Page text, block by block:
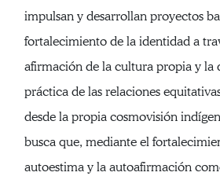
impulsan y desarrollan proyectos
fortalecimiento de la identidad a
afirmación de la cultura propia y la
práctica de las relaciones
desde la propia cosmovisión
busca que, mediante el
autoestima y la autoafirmación